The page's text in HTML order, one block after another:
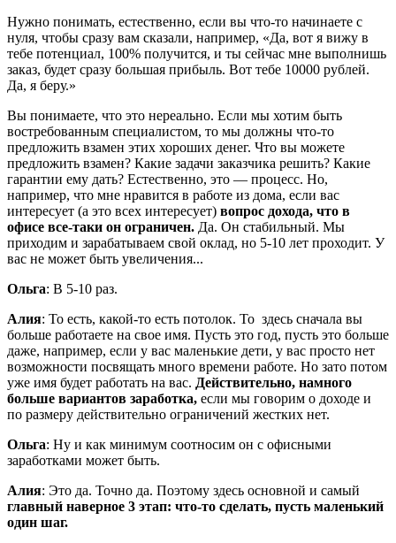
Нужно понимать, естественно, если вы что-то начинаете с
нуля, чтобы сразу вам сказали, например, «Да, вот я вижу в
тебе потенциал, 100% получится, и ты сейчас мне выполнишь
заказ, будет сразу большая прибыль. Вот тебе 10000 рублей.
Да, я беру.»
Вы понимаете, что это нереально. Если мы хотим быть
востребованным специалистом, то мы должны что-то
предложить взамен этих хороших денег. Что вы можете
предложить взамен? Какие задачи заказчика решить? Какие
гарантии ему дать? Естественно, это — процесс. Но,
например, что мне нравится в работе из дома, если вас
интересует (а это всех интересует) вопрос дохода, что в
офисе все-таки он ограничен. Да. Он стабильный. Мы
приходим и зарабатываем свой оклад, но 5-10 лет проходит. У
вас не может быть увеличения...
Ольга: В 5-10 раз.
Алия: То есть, какой-то есть потолок. То здесь сначала вы
больше работаете на свое имя. Пусть это год, пусть это больше
даже, например, если у вас маленькие дети, у вас просто нет
возможности посвящать много времени работе. Но зато потом
уже имя будет работать на вас. Действительно, намного
больше вариантов заработка, если мы говорим о доходе и
по размеру действительно ограничений жестких нет.
Ольга: Ну и как минимум соотносим он с офисными
заработками может быть.
Алия: Это да. Точно да. Поэтому здесь основной и самый
главный наверное 3 этап: что-то сделать, пусть маленький
один шаг.